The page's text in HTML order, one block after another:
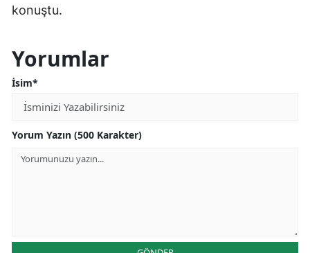
konuştu.
Yorumlar
İsim*
Yorum Yazın (500 Karakter)